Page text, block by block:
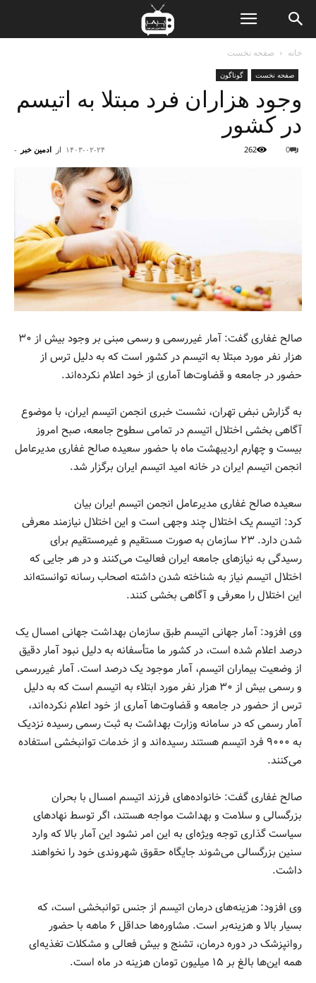
خانه صفحه نخست
صفحه نخست گوناگون
وجود هزاران فرد مبتلا به اتیسم
در کشور
از ادمین خبر - ۱۴۰۳-۰۲-۲۴ 0
262
صالح غفاری گفت: آمار غیررسمی و رسمی مبنی بر وجود بیش از ۳۰
هزار نفر مورد مبتلا به اتیسم در کشور است که به دلیل ترس از
حضور در جامعه و قضاوت‌ها آماری از خود اعلام نکرده‌اند.
به گزارش نبض تهران، نشست خبری انجمن اتیسم ایران، با موضوع
آگاهی بخشی اختلال اتیسم در تمامی سطوح جامعه، صبح امروز
بیست و چهارم اردیبهشت ماه با حضور سعیده صالح غفاری مدیرعامل
انجمن اتیسم ایران در خانه امید اتیسم ایران برگزار شد.
سعیده صالح غفاری مدیرعامل انجمن اتیسم ایران بیان
کرد: اتیسم یک اختلال چند وجهی است و این اختلال نیازمند معرفی
شدن دارد. ۲۳ سازمان به صورت مستقیم و غیرمستقیم برای
رسیدگی به نیازهای جامعه ایران فعالیت می‌کنند و در هر جایی که
اختلال اتیسم نیاز به شناخته شدن داشته اصحاب رسانه توانسته‌اند
این اختلال را معرفی و آگاهی بخشی کنند.
وی افزود: آمار جهانی اتیسم طبق سازمان بهداشت جهانی امسال یک
درصد اعلام شده است، در کشور ما متأسفانه به دلیل نبود آمار دقیق
از وضعیت بیماران اتیسم، آمار موجود یک درصد است. آمار غیررسمی
و رسمی بیش از ۳۰ هزار نفر مورد ابتلاء به اتیسم است که به دلیل
ترس از حضور در جامعه و قضاوت‌ها آماری از خود اعلام نکرده‌اند،
آمار رسمی که در سامانه وزارت بهداشت به ثبت رسمی رسیده نزدیک
به ۹۰۰۰ فرد اتیسم هستند رسیده‌اند و از خدمات توانبخشی استفاده
می‌کنند.
صالح غفاری گفت: خانواده‌های فرزند اتیسم امسال با بحران
بزرگسالی و سلامت و بهداشت مواجه هستند، اگر توسط نهادهای
سیاست گذاری توجه ویژه‌ای به این امر نشود این آمار بالا که وارد
سنین بزرگسالی می‌شوند جایگاه حقوق شهروندی خود را نخواهند
داشت.
وی افزود: هزینه‌های درمان اتیسم از جنس توانبخشی است، که
بسیار بالا و هزینه‌بر است. مشاوره‌ها حداقل ۶ ماهه با حضور
روانپزشک در دوره درمان، تشنج و بیش فعالی و مشکلات تغذیه‌ای
همه این‌ها بالغ بر ۱۵ میلیون تومان هزینه در ماه است.